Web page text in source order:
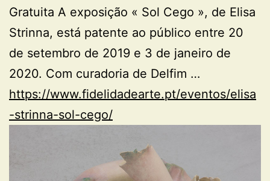
Gratuita A exposição « Sol Cego », de Elisa
Strinna, está patente ao público entre 20
de setembro de 2019 e 3 de janeiro de
2020. Com curadoria de Delfim …
https://www.fidelidadearte.pt/eventos/elisa
-strinna-sol-cego/